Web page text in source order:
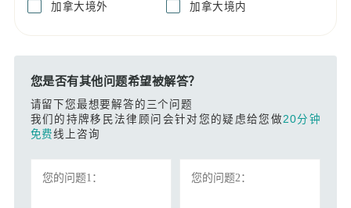
加拿大境外
加拿大境内
您是否有其他问题希望被解答？
请留下您最想要解答的三个问题
我们的持牌移民法律顾问会针对您的疑虑给您做20分钟
免费线上咨询